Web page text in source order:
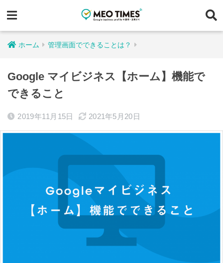
ホーム 管理画面でできることは？
Google マイビジネス【ホーム】機能で
できること
2019年11月15日 2021年5月20日